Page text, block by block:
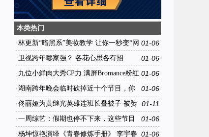
本类热门
01-06
·林更新“暗黑系”美妆教学 让你一秒变“网
红”
01-06
· 卫视跨年哪家强？ 各花心思各有招
01-06
· 九位小鲜肉大秀CP力 满屏Bromance粉红
01-06
·湖南跨年晚会临时砍掉近十个节目，你
家爱豆中枪没
01-11
·佟丽娅为黄继光英雄连班长叠被子 被赞
暖心姐姐
01-06
·一周综艺：假期也停不下来，这些节目
假期必看
01-06
·杨坤惊艳演绎《青春修炼手册》 李宇春